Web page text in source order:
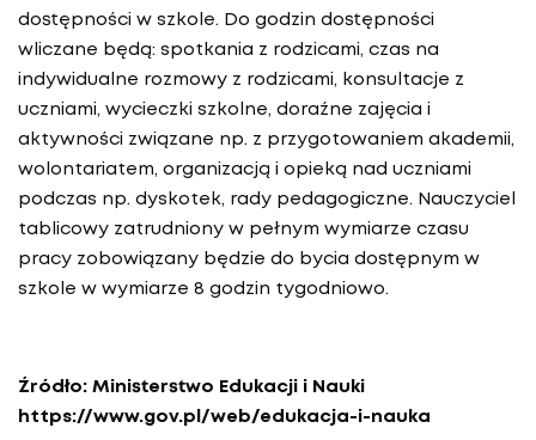
dostępności w szkole. Do godzin dostępności
wliczane będą: spotkania z rodzicami, czas na
indywidualne rozmowy z rodzicami, konsultacje z
uczniami, wycieczki szkolne, doraźne zajęcia i
aktywności związane np. z przygotowaniem akademii,
wolontariatem, organizacją i opieką nad uczniami
podczas np. dyskotek, rady pedagogiczne. Nauczyciel
tablicowy zatrudniony w pełnym wymiarze czasu
pracy zobowiązany będzie do bycia dostępnym w
szkole w wymiarze 8 godzin tygodniowo.
Źródło: Ministerstwo Edukacji i Nauki
https://www.gov.pl/web/edukacja-i-nauka